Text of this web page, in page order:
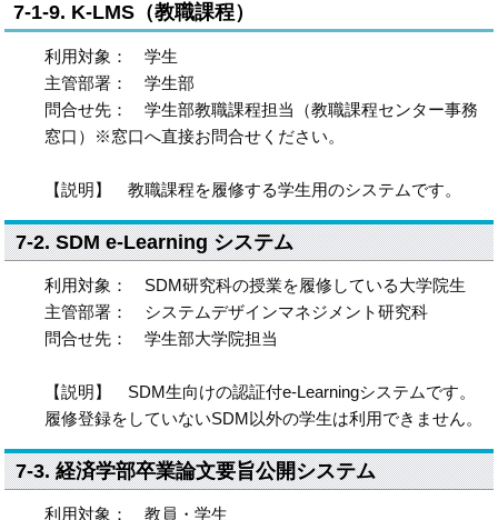
7-1-9. K-LMS（教職課程）
利用対象： 学生
主管部署： 学生部
問合せ先： 学生部教職課程担当（教職課程センター事務
窓口）※窓口へ直接お問合せください。
【説明】 教職課程を履修する学生用のシステムです。
7-2. SDM e-Learning システム
利用対象： SDM研究科の授業を履修している大学院生
主管部署： システムデザインマネジメント研究科
問合せ先： 学生部大学院担当
【説明】 SDM生向けの認証付e-Learningシステムです。
履修登録をしていないSDM以外の学生は利用できません。
7-3. 経済学部卒業論文要旨公開システム
利用対象： 教員・学生